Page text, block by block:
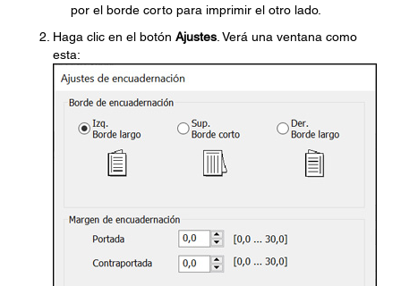
por el borde corto para imprimir el otro lado.
Haga clic en el botón Ajustes . Verá una ventana como
esta: